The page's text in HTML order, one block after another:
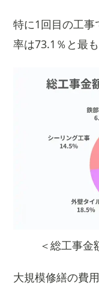
特に1回目の工事
率は73.1％と最
＜総工事金
大規模修繕の費